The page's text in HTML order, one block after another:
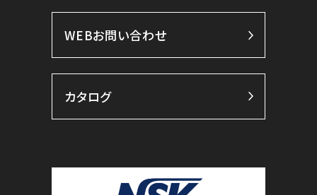
WEBお問い合わせ
カタログ